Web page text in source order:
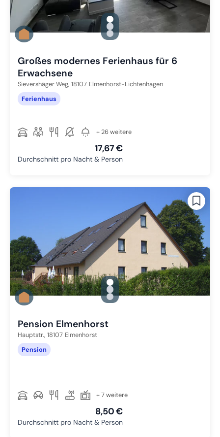
gallery.slide_selector
Zu Slide 1 wechseln
Zu Slide 2 wechseln
Zu Slide 3 wechseln
Großes modernes Ferienhaus für 6
Erwachsene
Sievershäger Weg, 18107 Elmenhorst-Lichtenhagen
Ferienhaus
+ 26 weitere
17,67 €
Durchschnitt pro Nacht & Person
gallery.slide_selector
Zu Slide 1 wechseln
Zu Slide 2 wechseln
Zu Slide 3 wechseln
Pension Elmenhorst
Hauptstr., 18107 Elmenhorst
Pension
+ 7 weitere
8,50 €
Durchschnitt pro Nacht & Person